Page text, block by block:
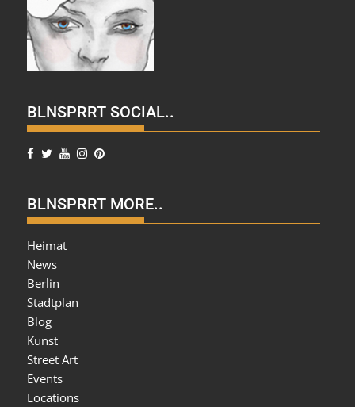
BLNSPRRT SOCIAL..
BLNSPRRT MORE..
Heimat
News
Berlin
Stadtplan
Blog
Kunst
Street Art
Events
Locations